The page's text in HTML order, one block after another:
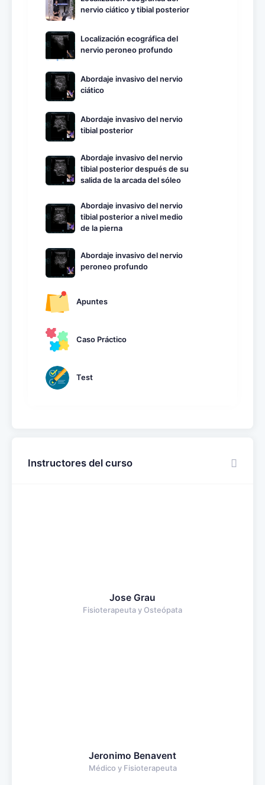
nervio ciático y tibial posterior
Localización ecográfica del
nervio peroneo profundo
Abordaje invasivo del nervio
ciático
Abordaje invasivo del nervio
tibial posterior
Abordaje invasivo del nervio
tibial posterior después de su
salida de la arcada del sóleo
Abordaje invasivo del nervio
tibial posterior a nivel medio
de la pierna
Abordaje invasivo del nervio
peroneo profundo
Apuntes
Caso Práctico
Test
Instructores del curso
Jose Grau
Fisioterapeuta y Osteópata
Jeronimo Benavent
Médico y Fisioterapeuta